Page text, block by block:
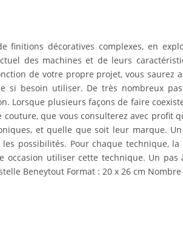
finitions décoratives complexes, en
des machines et de leurs
de votre propre projet, vous
si besoin utiliser. De très nombreux
Lorsque plusieurs façons de faire
que vous consulterez avec profit
et quelle que soit leur marque.
possibilités. Pour chaque technique,
utiliser cette technique. Un pas
Beneytout Format : 20 x 26 cm Nombre